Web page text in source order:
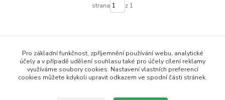
strana z 1
Pro základní funkčnost, zpříjemnění používání webu, analytické
účely a v případě udělení souhlasu také pro účely cílení reklamy
využíváme soubory cookies. Nastavení vlastních preferencí
cookies můžete kdykoli upravit odkazem ve spodní části stránek.